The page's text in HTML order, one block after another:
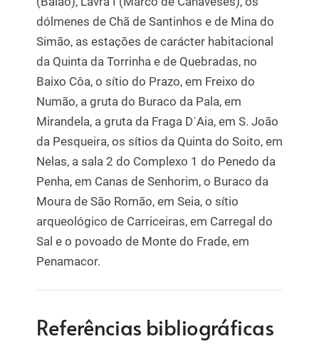
dólmenes de Chã de Santinhos e de Mina do
Simão, as estações de carácter habitacional
da Quinta da Torrinha e de Quebradas, no
Baixo Côa, o sítio do Prazo, em Freixo do
Numão, a gruta do Buraco da Pala, em
Mirandela, a gruta da Fraga D´Aia, em S. João
da Pesqueira, os sítios da Quinta do Soito, em
Nelas, a sala 2 do Complexo 1 do Penedo da
Penha, em Canas de Senhorim, o Buraco da
Moura de São Romão, em Seia, o sítio
arqueológico de Carriceiras, em Carregal do
Sal e o povoado de Monte do Frade, em
Penamacor.
Referências bibliográficas